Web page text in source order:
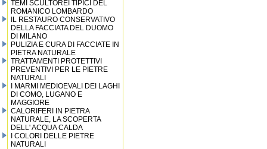
TEMI SCULTOREI TIPICI DEL
ROMANICO LOMBARDO
IL RESTAURO CONSERVATIVO
DELLA FACCIATA DEL DUOMO
DI MILANO
PULIZIA E CURA DI FACCIATE IN
PIETRA NATURALE
TRATTAMENTI PROTETTIVI
PREVENTIVI PER LE PIETRE
NATURALI
I MARMI MEDIOEVALI DEI LAGHI
DI COMO, LUGANO E
MAGGIORE
CALORIFERI IN PIETRA
NATURALE, LA SCOPERTA
DELL' ACQUA CALDA
I COLORI DELLE PIETRE
NATURALI